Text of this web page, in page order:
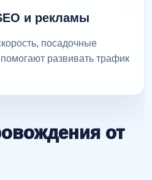
и рекламы
посадочные
развивать трафик
от